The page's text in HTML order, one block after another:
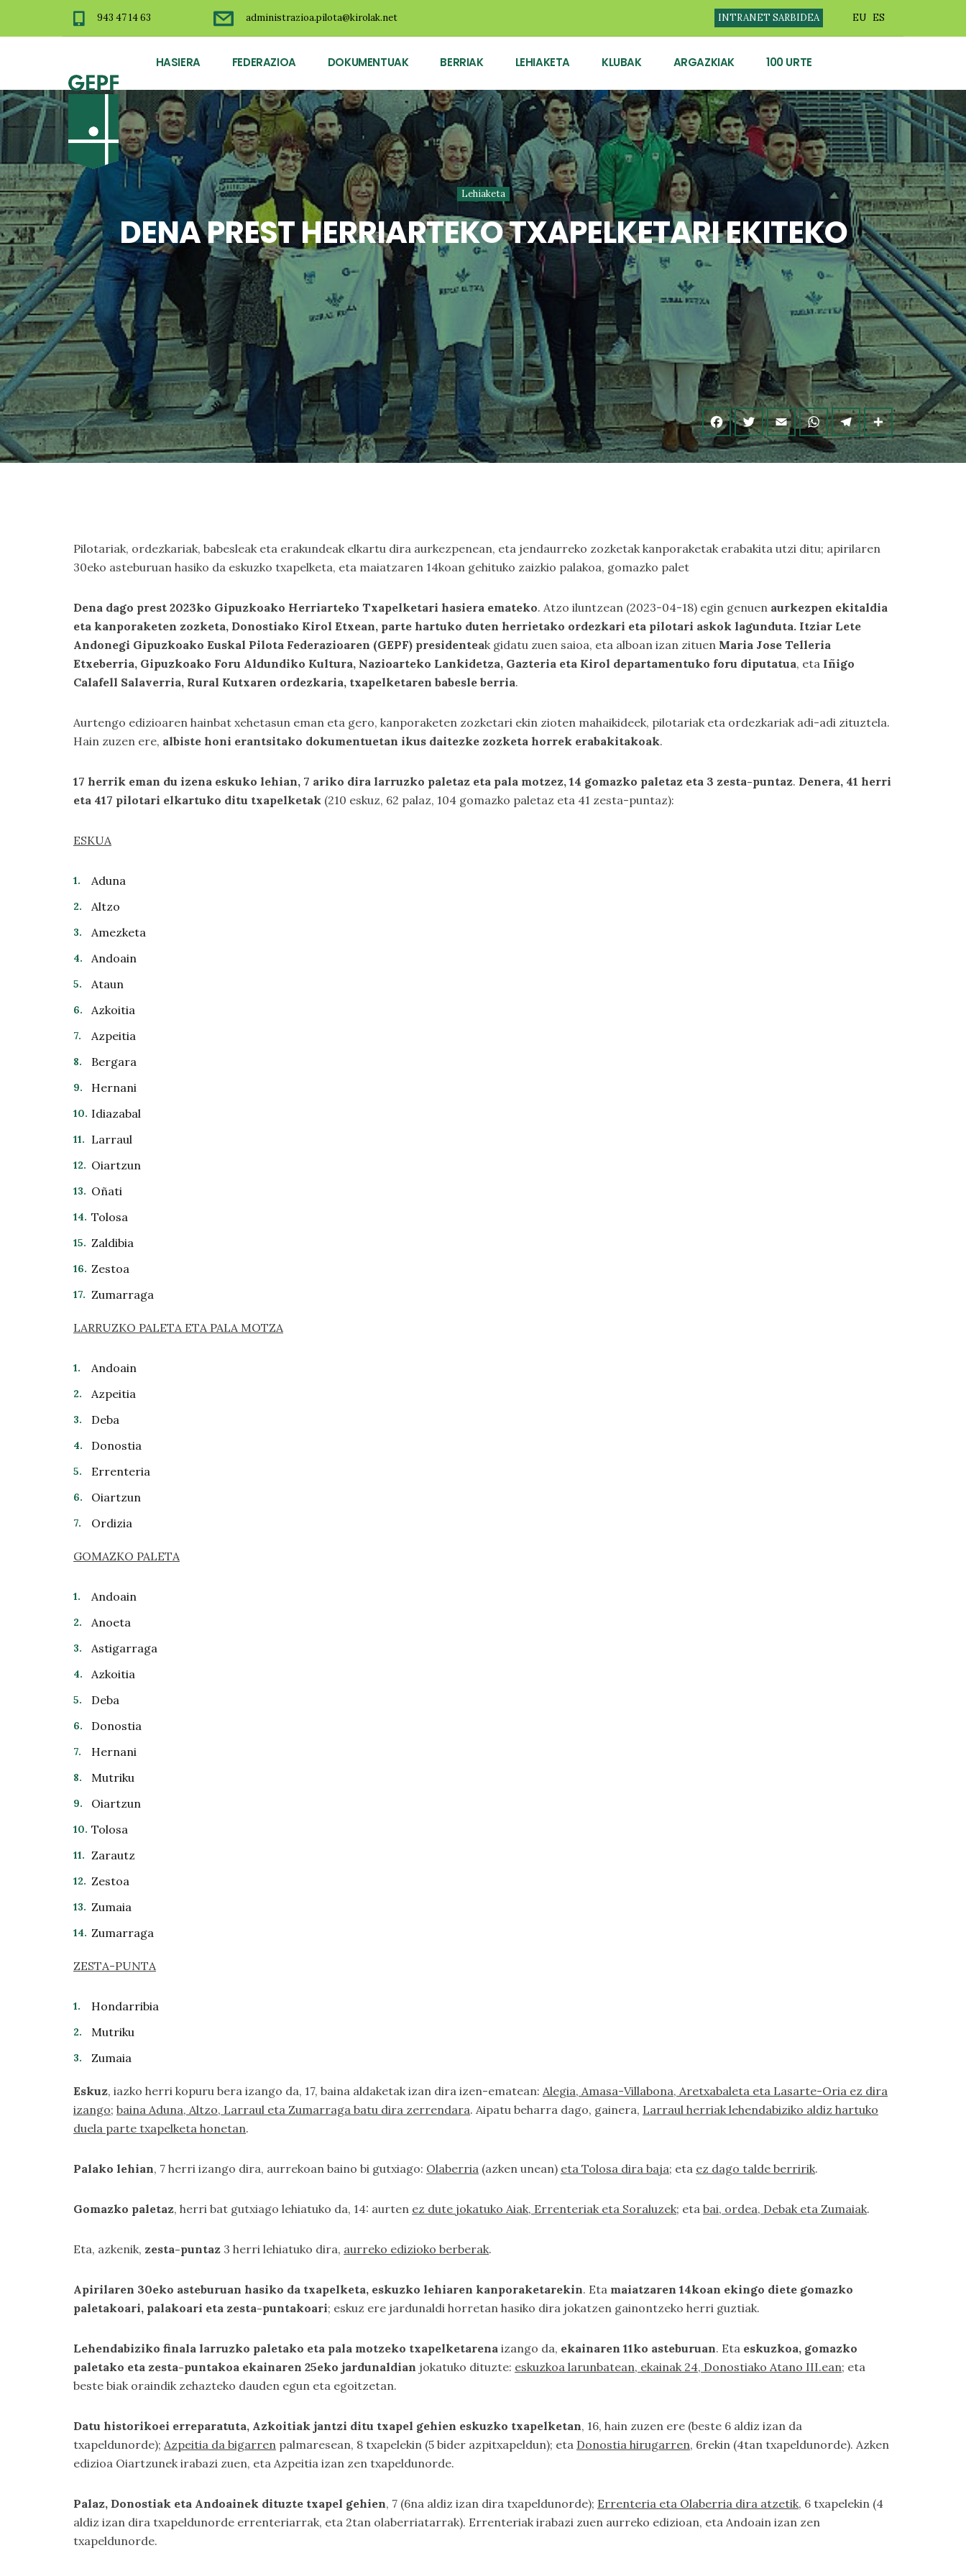
943 47 14 63 administrazioa.pilota@kirolak.net INTRANET SARBIDEA EU ES
HASIERA FEDERAZIOA DOKUMENTUAK BERRIAK LEHIAKETA KLUBAK ARGAZKIAK 100 URTE
Lehiaketa
DENA PREST HERRIARTEKO TXAPELKETARI EKITEKO
Pilotariak, ordezkariak, babesleak eta erakundeak elkartu dira aurkezpenean, eta jendaurreko zozketak kanporaketak erabakita utzi ditu; apirilaren
30eko asteburuan hasiko da eskuzko txapelketa, eta maiatzaren 14koan gehituko zaizkio palakoa, gomazko palet
Dena dago prest 2023ko Gipuzkoako Herriarteko Txapelketari hasiera emateko. Atzo iluntzean (2023-04-18) egin genuen aurkezpen ekitaldia
eta kanporaketen zozketa, Donostiako Kirol Etxean, parte hartuko duten herrietako ordezkari eta pilotari askok lagunduta. Itziar Lete
Andonegi Gipuzkoako Euskal Pilota Federazioaren (GEPF) presidenteak gidatu zuen saioa, eta alboan izan zituen Maria Jose Telleria
Etxeberria, Gipuzkoako Foru Aldundiko Kultura, Nazioarteko Lankidetza, Gazteria eta Kirol departamentuko foru diputatua, eta Iñigo
Calafell Salaverria, Rural Kutxaren ordezkaria, txapelketaren babesle berria.
Aurtengo edizioaren hainbat xehetasun eman eta gero, kanporaketen zozketari ekin zioten mahaikideek, pilotariak eta ordezkariak adi-adi zituztela.
Hain zuzen ere, albiste honi erantsitako dokumentuetan ikus daitezke zozketa horrek erabakitakoak.
17 herrik eman du izena eskuko lehian, 7 ariko dira larruzko paletaz eta pala motzez, 14 gomazko paletaz eta 3 zesta-puntaz. Denera, 41 herri
eta 417 pilotari elkartuko ditu txapelketak (210 eskuz, 62 palaz, 104 gomazko paletaz eta 41 zesta-puntaz):
ESKUA
Aduna
Altzo
Amezketa
Andoain
Ataun
Azkoitia
Azpeitia
Bergara
Hernani
Idiazabal
Larraul
Oiartzun
Oñati
Tolosa
Zaldibia
Zestoa
Zumarraga
LARRUZKO PALETA ETA PALA MOTZA
Andoain
Azpeitia
Deba
Donostia
Errenteria
Oiartzun
Ordizia
GOMAZKO PALETA
Andoain
Anoeta
Astigarraga
Azkoitia
Deba
Donostia
Hernani
Mutriku
Oiartzun
Tolosa
Zarautz
Zestoa
Zumaia
Zumarraga
ZESTA-PUNTA
Hondarribia
Mutriku
Zumaia
Eskuz, iazko herri kopuru bera izango da, 17, baina aldaketak izan dira izen-ematean: Alegia, Amasa-Villabona, Aretxabaleta eta Lasarte-Oria ez dira
izango; baina Aduna, Altzo, Larraul eta Zumarraga batu dira zerrendara. Aipatu beharra dago, gainera, Larraul herriak lehendabiziko aldiz hartuko
duela parte txapelketa honetan.
Palako lehian, 7 herri izango dira, aurrekoan baino bi gutxiago: Olaberria (azken unean) eta Tolosa dira baja; eta ez dago talde berririk.
Gomazko paletaz, herri bat gutxiago lehiatuko da, 14: aurten ez dute jokatuko Aiak, Errenteriak eta Soraluzek; eta bai, ordea, Debak eta Zumaiak.
Eta, azkenik, zesta-puntaz 3 herri lehiatuko dira, aurreko edizioko berberak.
Apirilaren 30eko asteburuan hasiko da txapelketa, eskuzko lehiaren kanporaketarekin. Eta maiatzaren 14koan ekingo diete gomazko
paletakoari, palakoari eta zesta-puntakoari; eskuz ere jardunaldi horretan hasiko dira jokatzen gainontzeko herri guztiak.
Lehendabiziko finala larruzko paletako eta pala motzeko txapelketarena izango da, ekainaren 11ko asteburuan. Eta eskuzkoa, gomazko
paletako eta zesta-puntakoa ekainaren 25eko jardunaldian jokatuko dituzte: eskuzkoa larunbatean, ekainak 24, Donostiako Atano III.ean; eta
beste biak oraindik zehazteko dauden egun eta egoitzetan.
Datu historikoei erreparatuta, Azkoitiak jantzi ditu txapel gehien eskuzko txapelketan, 16, hain zuzen ere (beste 6 aldiz izan da
txapeldunorde); Azpeitia da bigarren palmaresean, 8 txapelekin (5 bider azpitxapeldun); eta Donostia hirugarren, 6rekin (4tan txapeldunorde). Azken
edizioa Oiartzunek irabazi zuen, eta Azpeitia izan zen txapeldunorde.
Palaz, Donostiak eta Andoainek dituzte txapel gehien, 7 (6na aldiz izan dira txapeldunorde); Errenteria eta Olaberria dira atzetik, 6 txapelekin (4
aldiz izan dira txapeldunorde errenteriarrak, eta 2tan olaberriatarrak). Errenteriak irabazi zuen aurreko edizioan, eta Andoain izan zen
txapeldunorde.